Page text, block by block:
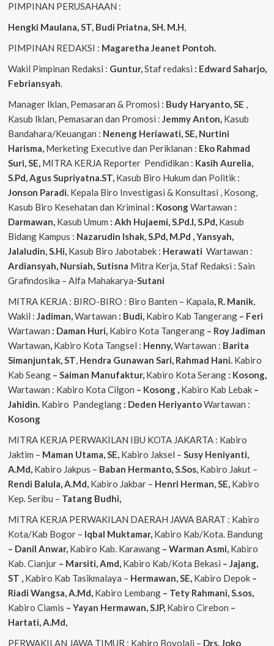
PIMPINAN PERUSAHAAN :
Hengki Maulana, ST, Budi Priatna, SH. M.H,
PIMPINAN REDAKSI : Magaretha Jeanet Pontoh.
Wakil Pimpinan Redaksi : Guntur,Staf redaksi : Edward Saharjo,
Febriansyah.
Manager Iklan, Pemasaran & Promosi : Budy Haryanto, SE ,
Kasub Iklan, Pemasaran dan Promosi : Jemmy Anton, Kasub
Bandahara/Keuangan : Neneng Heriawati, SE, Nurtini
Harisma, Merketing Executive dan Periklanan : Eko Rahmad
Suri, SE, MITRA KERJA Reporter Pendidikan : Kasih Aurelia,
S.Pd, AgusSupriyatna.ST, Kasub Biro Hukum dan Politik :
Jonson Paradi. Kepala Biro Investigasi & Konsultasi , Kosong,
Kasub Biro Kesehatan dan Kriminal : KosongWartawan :
Darmawan, Kasub Umum : Akh Hujaemi, S.Pd.I, S.Pd, Kasub
Bidang Kampus : Nazarudin Ishak, S.Pd, M.Pd , Yansyah,
Jalaludin, S.Hi, Kasub Biro Jabotabek : Herawati Wartawan :
Ardiansyah, Nursiah, Sutisna Mitra Kerja, Staf Redaksi : Sain
Grafindosika – Alfa Mahakarya-Sutani
MITRA KERJA : BIRO-BIRO : Biro Banten – Kapala, R. Manik,
Wakil : Jadiman,Wartawan : Budi, Kabiro Kab Tangerang– Feri
Wartawan : Daman Huri, Kabiro Kota Tangerang– Roy Jadiman
Wartawan, Kabiro Kota Tangsel : Henny,Wartawan : Barita
Simanjuntak, ST, Hendra Gunawan Sari, Rahmad Hani. Kabiro
Kab Seang– Saiman Manufaktur, Kabiro Kota Serang : Kosong,
Wartawan : Kabiro Kota Cilgon – Kosong , Kabiro Kab Lebak–
Jahidin. Kabiro Pandeglang : Deden HeriyantoWartawan :
Kosong
MITRA KERJA PERWAKILAN IBU KOTA JAKARTA : Kabiro
Jaktim – Maman Utama, SE, Kabiro Jaksel – Susy Heniyanti,
A.Md, Kabiro Jakpus – Baban Hermanto, S.Sos, Kabiro Jakut –
Rendi Balula, A.Md, Kabiro Jakbar – Henri Herman, SE, Kabiro
Kep. Seribu – Tatang Budhi,
MITRA KERJA PERWAKILAN DAERAH JAWA BARAT : Kabiro
Kota/Kab Bogor – Iqbal Muktamar, Kabiro Kab/Kota. Bandung
– Danil Anwar, Kabiro Kab. Karawang – Warman Asmi, Kabiro
Kab. Cianjur– Marsiti, Amd, Kabiro Kab/Kota Bekasi – Jajang,
ST , Kabiro Kab Tasikmalaya – Hermawan, SE, Kabiro Depok–
Riadi Wangsa, A.Md, Kabiro Lembang– Tety Rahmani, S.sos,
Kabiro Ciamis – Yayan Hermawan, S.IP, Kabiro Cirebon –
Hartati, A.Md,
PERWAKILAN JAWA TIMUR : Kabiro Boyolali – Drs. Joko